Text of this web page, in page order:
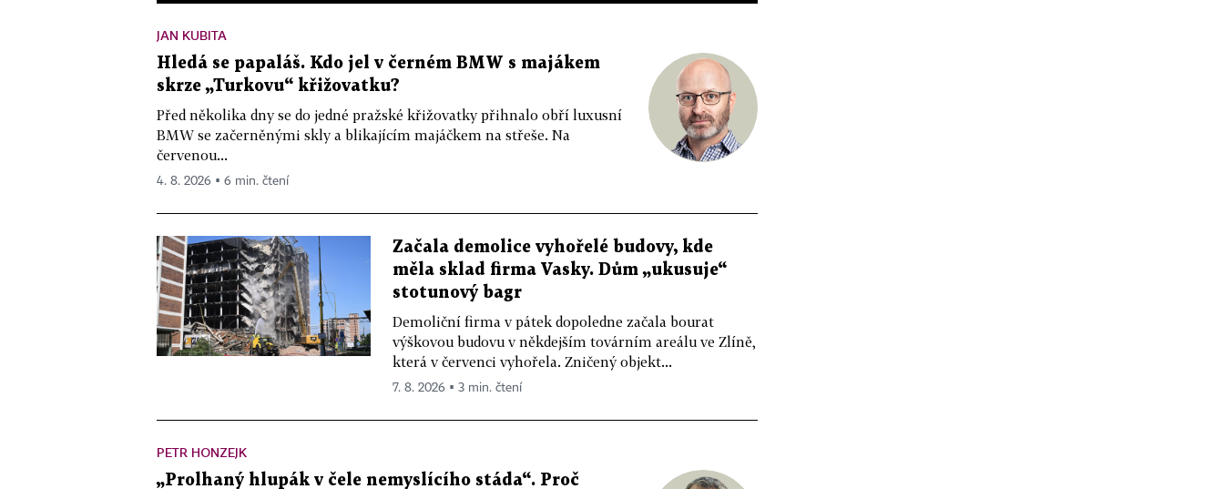
JAN KUBITA
Hledá se papaláš. Kdo jel v černém BMW s majákem
skrze „Turkovu“ křižovatku?
Před několika dny se do jedné pražské křižovatky přihnalo obří luxusní
BMW se začerněnými skly a blikajícím majáčkem na střeše. Na
červenou...
4. 8. 2026 ▪ 6 min. čtení
Začala demolice vyhořelé budovy, kde
měla sklad firma Vasky. Dům „ukusuje“
stotunový bagr
Demoliční firma v pátek dopoledne začala bourat
výškovou budovu v někdejším továrním areálu ve Zlíně,
která v červenci vyhořela. Zničený objekt...
7. 8. 2026 ▪ 3 min. čtení
PETR HONZEJK
„Prolhaný hlupák v čele nemyslícího stáda“. Proč